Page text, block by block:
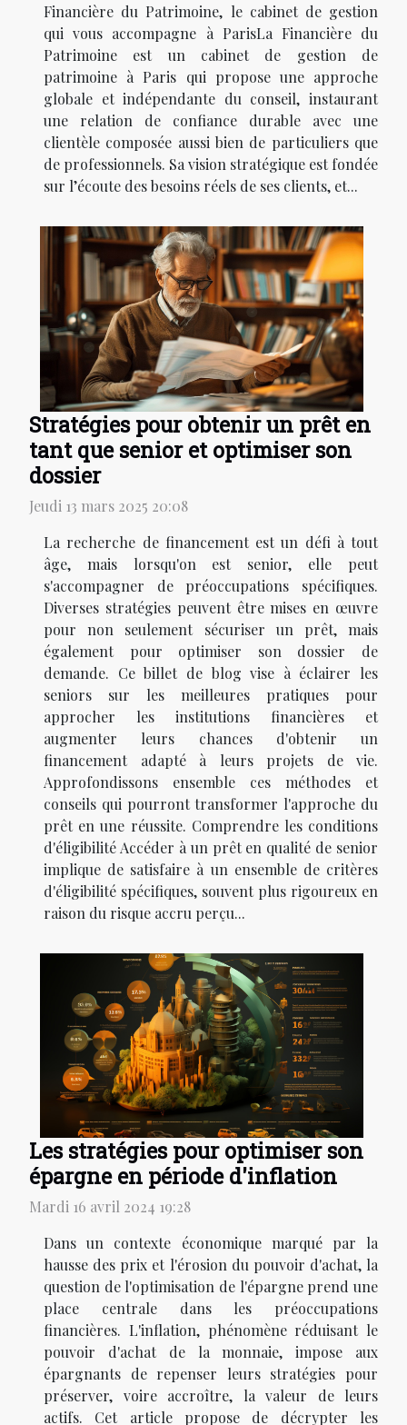
Financière du Patrimoine, le cabinet de gestion
qui vous accompagne à ParisLa Financière du
Patrimoine est un cabinet de gestion de
patrimoine à Paris qui propose une approche
globale et indépendante du conseil, instaurant
une relation de confiance durable avec une
clientèle composée aussi bien de particuliers que
de professionnels. Sa vision stratégique est fondée
sur l’écoute des besoins réels de ses clients, et...
Stratégies pour obtenir un prêt en
tant que senior et optimiser son
dossier
Jeudi 13 mars 2025 20:08
La recherche de financement est un défi à tout
âge, mais lorsqu'on est senior, elle peut
s'accompagner de préoccupations spécifiques.
Diverses stratégies peuvent être mises en œuvre
pour non seulement sécuriser un prêt, mais
également pour optimiser son dossier de
demande. Ce billet de blog vise à éclairer les
seniors sur les meilleures pratiques pour
approcher les institutions financières et
augmenter leurs chances d'obtenir un
financement adapté à leurs projets de vie.
Approfondissons ensemble ces méthodes et
conseils qui pourront transformer l'approche du
prêt en une réussite. Comprendre les conditions
d'éligibilité Accéder à un prêt en qualité de senior
implique de satisfaire à un ensemble de critères
d'éligibilité spécifiques, souvent plus rigoureux en
raison du risque accru perçu...
Les stratégies pour optimiser son
épargne en période d'inflation
Mardi 16 avril 2024 19:28
Dans un contexte économique marqué par la
hausse des prix et l'érosion du pouvoir d'achat, la
question de l'optimisation de l'épargne prend une
place centrale dans les préoccupations
financières. L'inflation, phénomène réduisant le
pouvoir d'achat de la monnaie, impose aux
épargnants de repenser leurs stratégies pour
préserver, voire accroître, la valeur de leurs
actifs. Cet article propose de décrypter les